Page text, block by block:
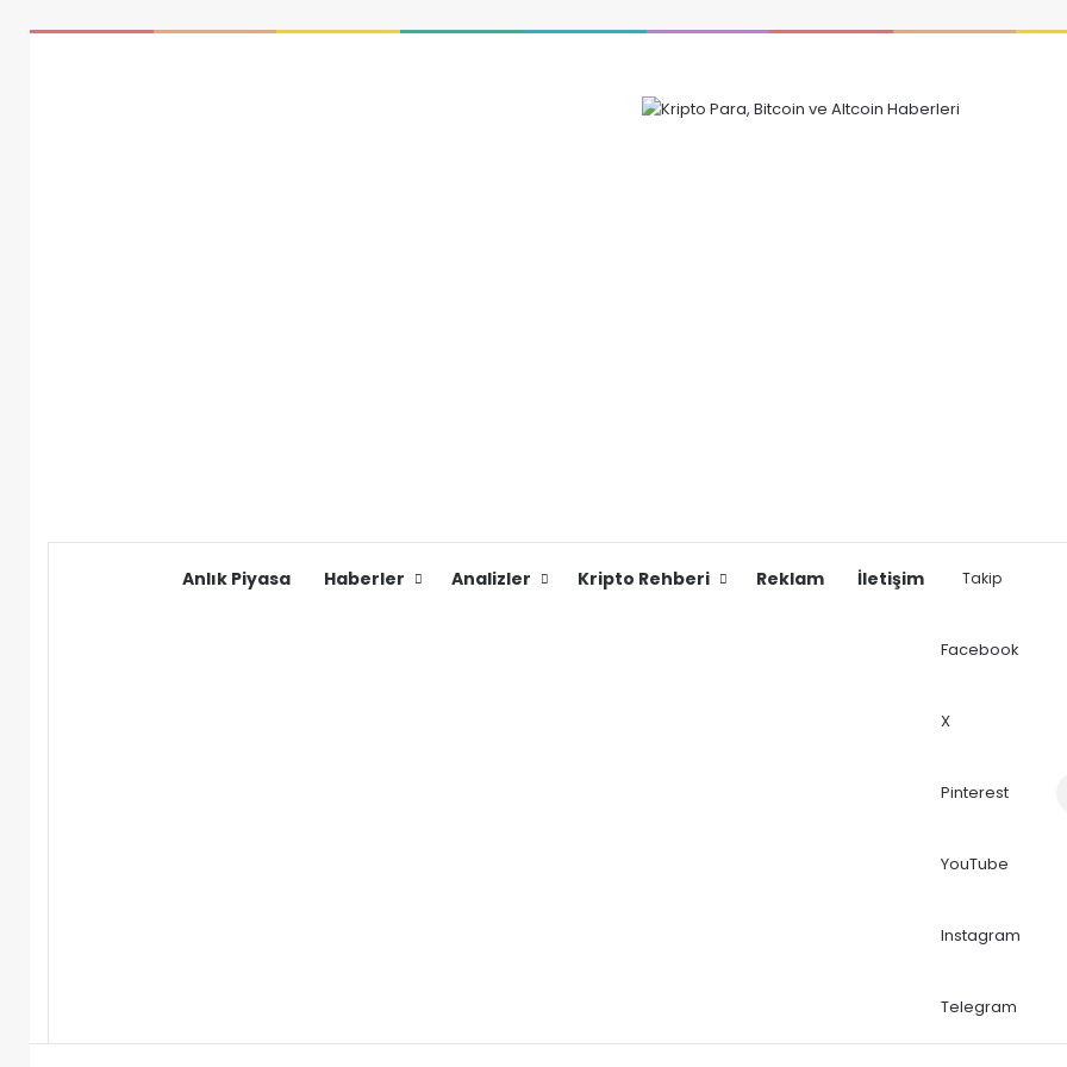
Anlık Piyasa Haberler Analizler Kripto Rehberi Reklam İletişim Takip
Facebook
X
Pinterest
YouTube
Instagram
Telegram